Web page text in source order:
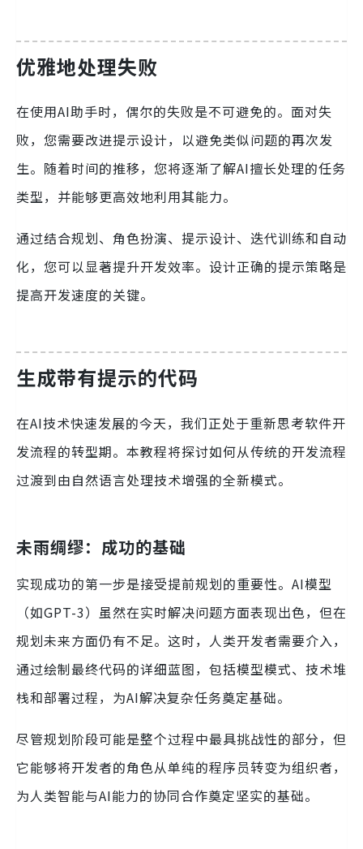
优雅地处理失败
在使用AI助手时，偶尔的失败是不可避免的。面对失
败，您需要改进提示设计，以避免类似问题的再次发
生。随着时间的推移，您将逐渐了解AI擅长处理的任务
类型，并能够更高效地利用其能力。
通过结合规划、角色扮演、提示设计、迭代训练和自动
化，您可以显著提升开发效率。设计正确的提示策略是
提高开发速度的关键。
生成带有提示的代码
在AI技术快速发展的今天，我们正处于重新思考软件开
发流程的转型期。本教程将探讨如何从传统的开发流程
过渡到由自然语言处理技术增强的全新模式。
未雨绸缪：成功的基础
实现成功的第一步是接受提前规划的重要性。AI模型
（如GPT-3）虽然在实时解决问题方面表现出色，但在
规划未来方面仍有不足。这时，人类开发者需要介入，
通过绘制最终代码的详细蓝图，包括模型模式、技术堆
栈和部署过程，为AI解决复杂任务奠定基础。
尽管规划阶段可能是整个过程中最具挑战性的部分，但
它能够将开发者的角色从单纯的程序员转变为组织者，
为人类智能与AI能力的协同合作奠定坚实的基础。